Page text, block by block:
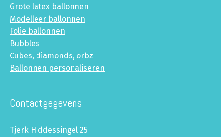
Grote latex ballonnen
Modelleer ballonnen
Folie ballonnen
Bubbles
Cubes, diamonds, orbz
Ballonnen personaliseren
Contactgegevens
Tjerk Hiddessingel 25